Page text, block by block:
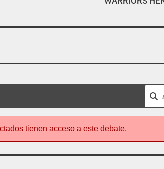
mismo.
tienen acceso a este debate.